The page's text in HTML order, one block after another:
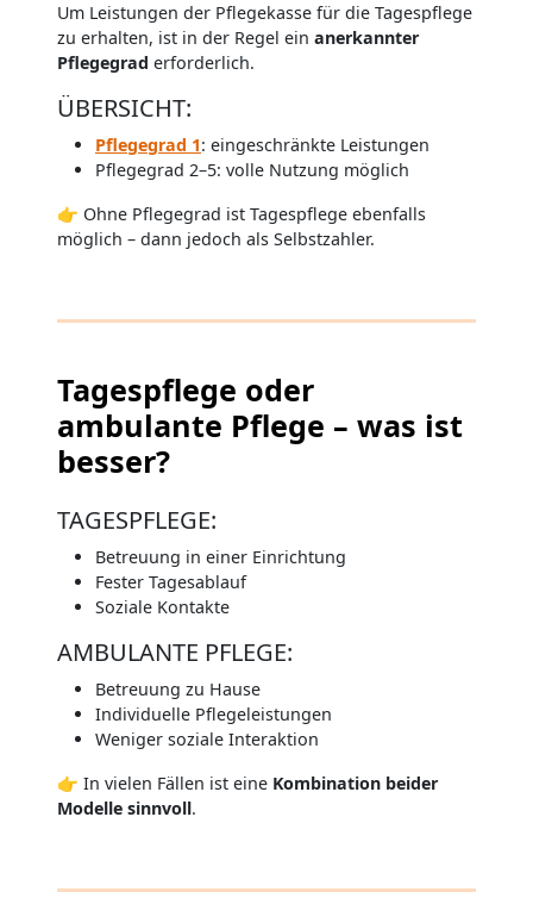
Um Leistungen der Pflegekasse für die Tagespflege
zu erhalten, ist in der Regel ein anerkannter
Pflegegrad erforderlich.
ÜBERSICHT:
Pflegegrad 1: eingeschränkte Leistungen
Pflegegrad 2–5: volle Nutzung möglich
👉 Ohne Pflegegrad ist Tagespflege ebenfalls
möglich – dann jedoch als Selbstzahler.
Tagespflege oder
ambulante Pflege – was ist
besser?
TAGESPFLEGE:
Betreuung in einer Einrichtung
Fester Tagesablauf
Soziale Kontakte
AMBULANTE PFLEGE:
Betreuung zu Hause
Individuelle Pflegeleistungen
Weniger soziale Interaktion
👉 In vielen Fällen ist eine Kombination beider
Modelle sinnvoll.